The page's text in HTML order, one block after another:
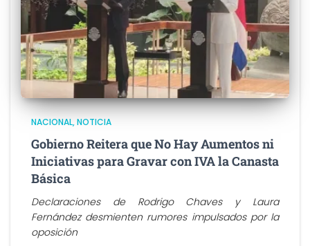
NACIONAL NOTICIA
Gobierno Reitera que No Hay Aumentos ni
Iniciativas para Gravar con IVA la Canasta
Básica
Declaraciones de Rodrigo Chaves y Laura
Fernández desmienten rumores impulsados por la
oposición